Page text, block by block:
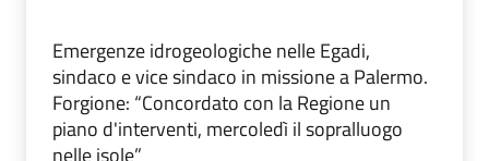
Emergenze idrogeologiche nelle Egadi,
sindaco e vice sindaco in missione a Palermo.
Forgione: “Concordato con la Regione un
piano d'interventi, mercoledì il sopralluogo